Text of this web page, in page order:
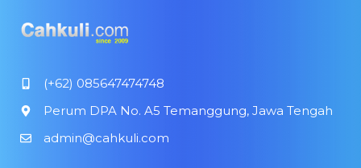
(+62) 085647474748
Perum DPA No. A5 Temanggung, Jawa Tengah
admin@cahkuli.com